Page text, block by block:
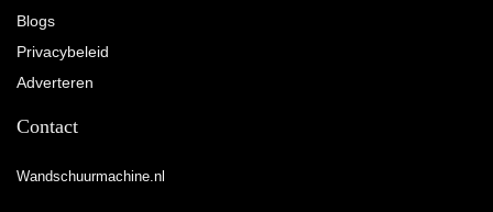
Blogs
Privacybeleid
Adverteren
Contact
Wandschuurmachine.nl